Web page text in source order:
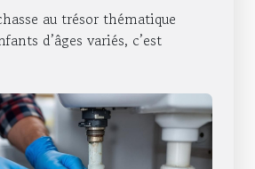
âges ?
au trésor thématique
d’âges variés, c’est